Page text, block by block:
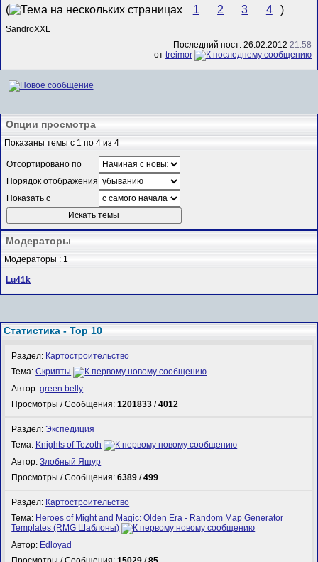
( 1 2 3 4 )
SandroXXL
Последний пост: 26.02.2012 21:58
от treimor
Опции просмотра
Показаны темы с 1 по 4 из 4
Отсортировано по
Порядок отображения
Показать с
Модераторы
Модераторы : 1
Lu41k
Статистика - Top 10
Раздел: Картостроительство
Тема:Скрипты
Автор:green belly
Просмотры / Сообщения:1201833 /4012
Раздел:Экспедиция
Тема: Knights of Tezoth
Автор:Злобный Ящур
Просмотры / Сообщения:6389 /499
Раздел: Картостроительство
Тема: Heroes of Might and Magic: Olden Era - Random Map Generator
Templates (RMG Шаблоны)
Автор: Edloyad